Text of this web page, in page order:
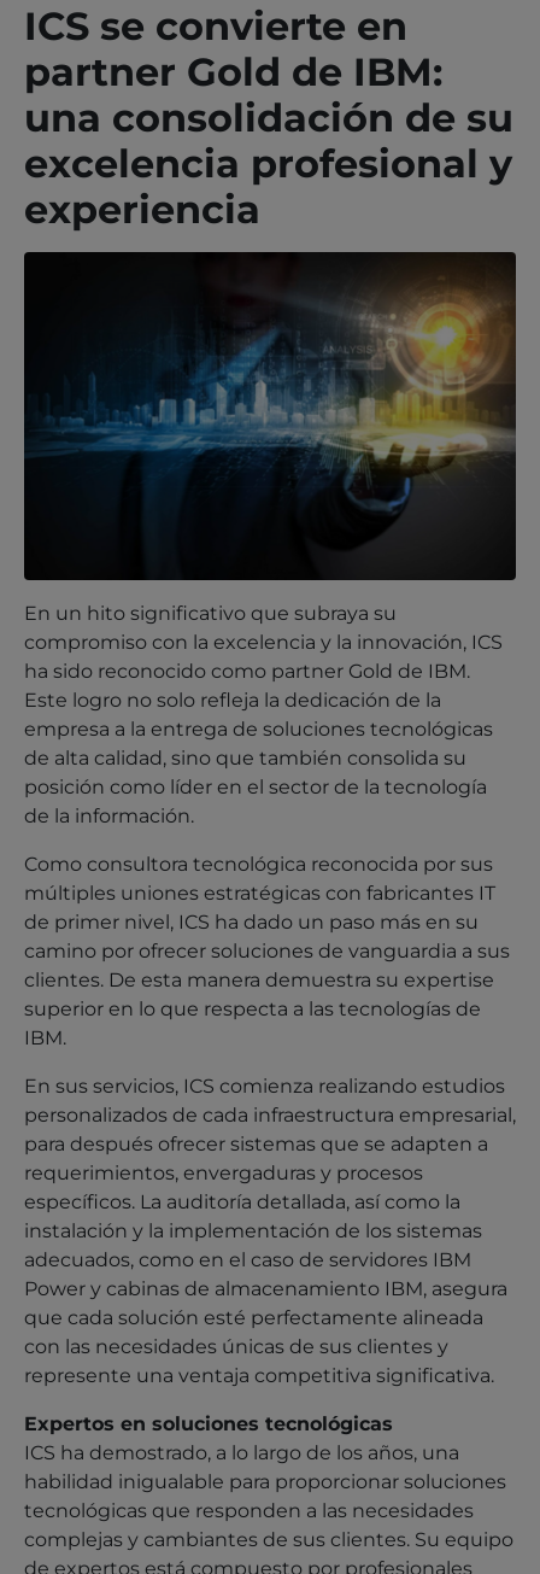
ICS se convierte en
partner Gold de IBM:
una consolidación de su
excelencia profesional y
experiencia
En un hito significativo que subraya su
compromiso con la excelencia y la innovación, ICS
ha sido reconocido como partner Gold de IBM.
Este logro no solo refleja la dedicación de la
empresa a la entrega de soluciones tecnológicas
de alta calidad, sino que también consolida su
posición como líder en el sector de la tecnología
de la información.
Como consultora tecnológica reconocida por sus
múltiples uniones estratégicas con fabricantes IT
de primer nivel, ICS ha dado un paso más en su
camino por ofrecer soluciones de vanguardia a sus
clientes. De esta manera demuestra su expertise
superior en lo que respecta a las tecnologías de
IBM.
En sus servicios, ICS comienza realizando estudios
personalizados de cada infraestructura empresarial,
para después ofrecer sistemas que se adapten a
requerimientos, envergaduras y procesos
específicos. La auditoría detallada, así como la
instalación y la implementación de los sistemas
adecuados, como en el caso de servidores IBM
Power y cabinas de almacenamiento IBM, asegura
que cada solución esté perfectamente alineada
con las necesidades únicas de sus clientes y
represente una ventaja competitiva significativa.
Expertos en soluciones tecnológicas
ICS ha demostrado, a lo largo de los años, una
habilidad inigualable para proporcionar soluciones
tecnológicas que responden a las necesidades
complejas y cambiantes de sus clientes. Su equipo
de expertos está compuesto por profesionales